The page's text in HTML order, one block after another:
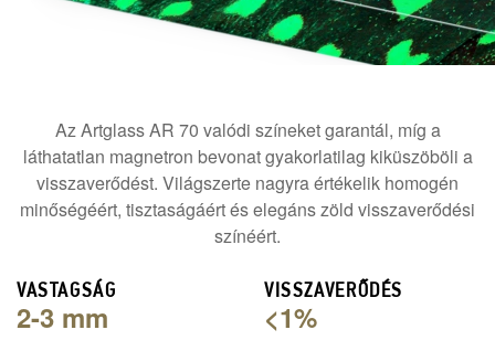
Az Artglass AR 70 valódi színeket garantál, míg a
láthatatlan magnetron bevonat gyakorlatilag kiküszöböli a
visszaverődést. Világszerte nagyra értékelik homogén
minőségéért, tisztaságáért és elegáns zöld visszaverődési
színéért.
VASTAGSÁG
2-3 mm
VISSZAVERŐDÉS
<1%